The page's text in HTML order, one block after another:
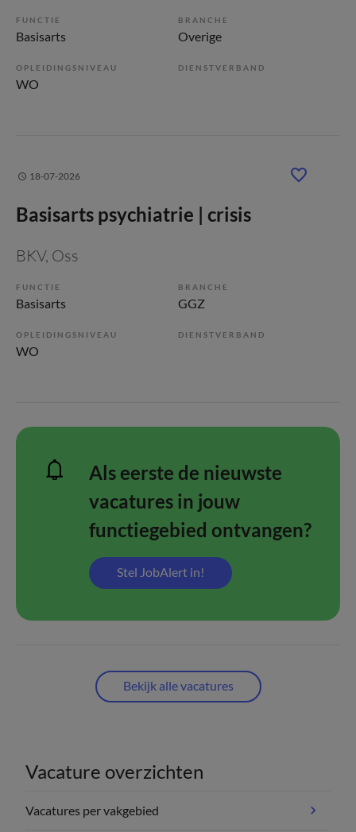
FUNCTIE
Basisarts
BRANCHE
Overige
OPLEIDINGSNIVEAU
WO
DIENSTVERBAND
18-07-2026
Basisarts psychiatrie | crisis
BKV, Oss
FUNCTIE
Basisarts
BRANCHE
GGZ
OPLEIDINGSNIVEAU
WO
DIENSTVERBAND
Als eerste de nieuwste
vacatures in jouw
functiegebied ontvangen?
Stel JobAlert in!
Bekijk alle vacatures
Vacature overzichten
Vacatures per vakgebied